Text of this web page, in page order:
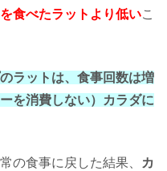
食べたラットより低いこ
ラットは、食事回数は増
を消費しない）カラダに
の食事に戻した結果、
カ